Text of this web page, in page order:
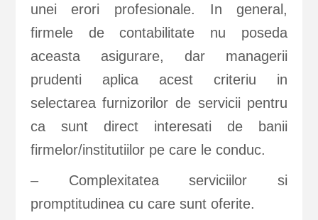
unei erori profesionale. In general,
firmele de contabilitate nu poseda
aceasta asigurare, dar managerii
prudenti aplica acest criteriu in
selectarea furnizorilor de servicii pentru
ca sunt direct interesati de banii
firmelor/institutiilor pe care le conduc.
– Complexitatea serviciilor si
promptitudinea cu care sunt oferite.